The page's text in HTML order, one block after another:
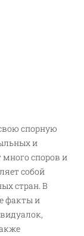
спорную
и
споров и
собой
стран. В
факты и